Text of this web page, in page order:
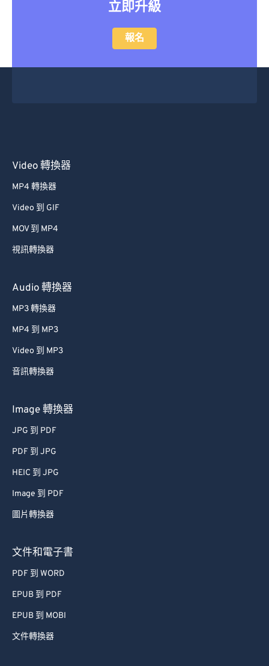
立即升級
報名
Video 轉換器
MP4 轉換器
Video 到 GIF
MOV 到 MP4
視訊轉換器
Audio 轉換器
MP3 轉換器
MP4 到 MP3
Video 到 MP3
音訊轉換器
Image 轉換器
JPG 到 PDF
PDF 到 JPG
HEIC 到 JPG
Image 到 PDF
圖片轉換器
文件和電子書
PDF 到 WORD
EPUB 到 PDF
EPUB 到 MOBI
文件轉換器